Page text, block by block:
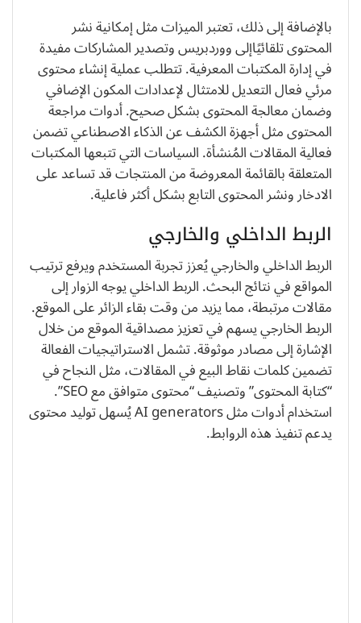
بالإضافة إلى ذلك، تعتبر الميزات مثل إمكانية نشر
المحتوى تلقائيًاإلى ووردبريس وتصدير المشاركات مفيدة
في إدارة المكتبات المعرفية. تتطلب عملية إنشاء محتوى
مرئي فعال التعديل للامتثال لإعدادات المكون الإضافي
وضمان معالجة المحتوى بشكل صحيح. أدوات مراجعة
المحتوى مثل أجهزة الكشف عن الذكاء الاصطناعي تضمن
فعالية المقالات المُنشأة. السياسات التي تتبعها المكتبات
المتعلقة بالقائمة المعروضة من المنتجات قد تساعد على
الادخار ونشر المحتوى التابع بشكل أكثر فاعلية.
الربط الداخلي والخارجي
الربط الداخلي والخارجي يُعزز تجربة المستخدم ويرفع ترتيب
المواقع في نتائج البحث. الربط الداخلي يوجه الزوار إلى
مقالات مرتبطة، مما يزيد من وقت بقاء الزائر على الموقع.
الربط الخارجي يسهم في تعزيز مصداقية الموقع من خلال
الإشارة إلى مصادر موثوقة. تشمل الاستراتيجيات الفعالة
تضمين كلمات نقاط البيع في المقالات، مثل النجاح في
“كتابة المحتوى” وتصنيف “محتوى متوافق مع SEO”.
استخدام أدوات مثل AI generators يُسهل توليد محتوى
يدعم تنفيذ هذه الروابط.